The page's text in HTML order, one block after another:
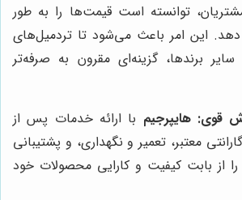
توانسته است قیمت‌ها را به طور
این امر باعث می‌شود تا تردمیل‌های
برندها، گزینه‌ای مقرون به صرفه‌تر
قوی: هایپرجیم با ارائه خدمات پس از
معتبر، تعمیر و نگهداری، و پشتیبانی
از بابت کیفیت و کارایی محصولات خود